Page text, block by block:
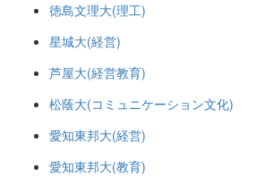
徳島文理大(理工)
星城大(経営)
芦屋大(経営教育)
松蔭大(コミュニケーション文化)
愛知東邦大(経営)
愛知東邦大(教育)